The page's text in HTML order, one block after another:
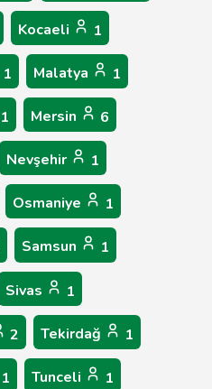
Kocaeli 1
1 Malatya 1
1 Mersin 6
Nevşehir 1
Osmaniye 1
Samsun 1
Sivas 1
2 Tekirdağ 1
1 Tunceli 1